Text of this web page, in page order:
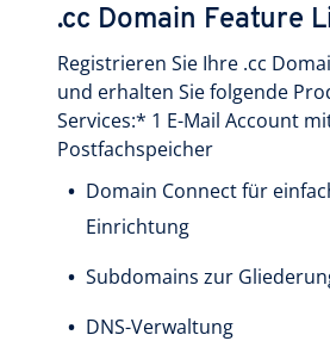
.cc Domain Feature
Registrieren Sie Ihre .cc
und erhalten Sie folgende
Services:* 1 E-Mail Account
Postfachspeicher
Domain Connect für
Einrichtung
Subdomains zur
DNS-Verwaltung